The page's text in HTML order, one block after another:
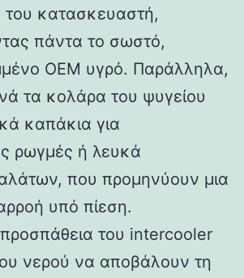
του κατασκευαστή,
πάντα το σωστό,
OEM υγρό. Παράλληλα,
τα κολάρα του ψυγείου
καπάκια για
ρωγμές ή λευκά
που προμηνύουν μια
υπό πίεση.
του intercooler
νερού να αποβάλουν τη